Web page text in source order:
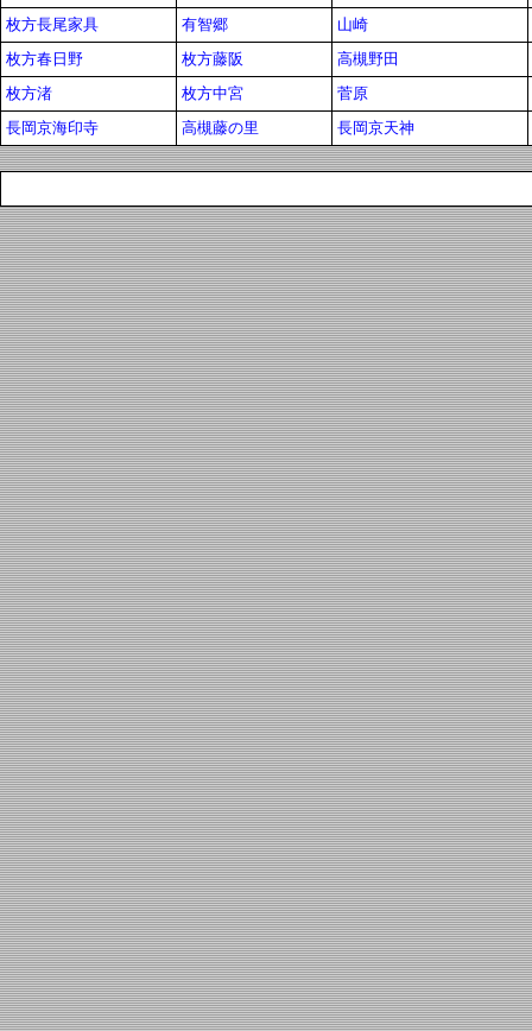
枚方長尾家具
有智郷
山崎
枚方春日野
枚方藤阪
高槻野田
枚方渚
枚方中宮
菅原
長岡京海印寺
高槻藤の里 長岡京天神